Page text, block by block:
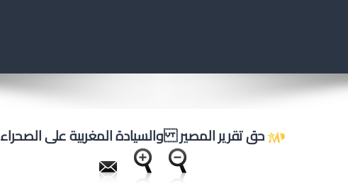
حق تقرير المصير والسيادة المغربية على الصحراء